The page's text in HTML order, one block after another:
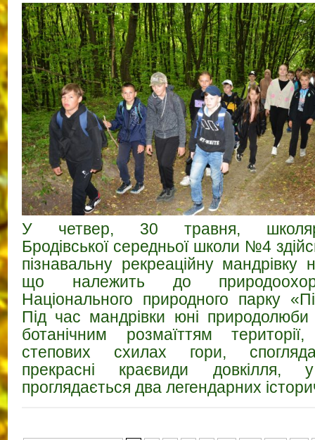
У четвер, 30 травня, школярі-
Бродівської середньої школи №4
пізнавальну рекреаційну
що належить до
Національного природного парку
Під час мандрівки юні природолюби
ботанічним розмаїттям
степових схилах гори,
прекрасні краєвиди
проглядається два легендарних